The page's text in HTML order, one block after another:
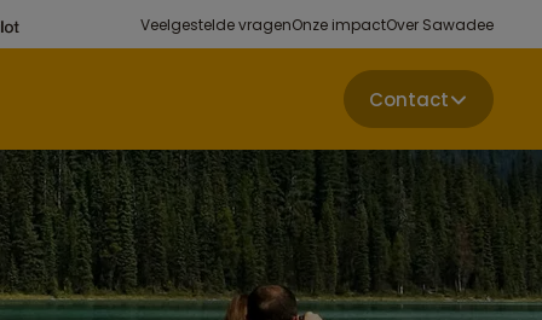
Veelgestelde vragenOnze impactOver Sawadee
Contact